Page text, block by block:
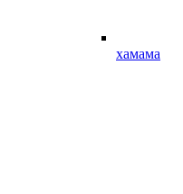
хамама